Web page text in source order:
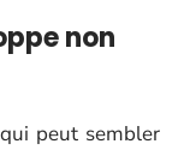
non
peut sembler